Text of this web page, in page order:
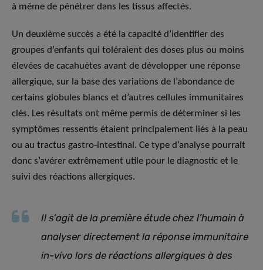
à même de pénétrer dans les tissus affectés.
Un deuxième succès a été la capacité d’identifier des
groupes d’enfants qui toléraient des doses plus ou moins
élevées de cacahuètes avant de développer une réponse
allergique, sur la base des variations de l’abondance de
certains globules blancs et d’autres cellules immunitaires
clés. Les résultats ont même permis de déterminer si les
symptômes ressentis étaient principalement liés à la peau
ou au tractus gastro-intestinal. Ce type d’analyse pourrait
donc s’avérer extrêmement utile pour le diagnostic et le
suivi des réactions allergiques.
Il s’agit de la première étude chez l’humain à
analyser directement la réponse immunitaire
in-vivo lors de réactions allergiques à des